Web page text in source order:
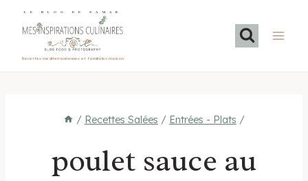
LE BLOG DE SAMAR
Recettes méditerranéennes et familiales maison
/ Recettes Salées / Entrées - Plats /
poulet sauce au